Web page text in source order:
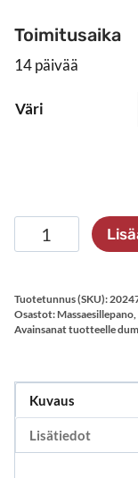
Toimitusaika
14 päivää
Väri
Jakaja
budget
määrä
Tuotetunnus (SKU):
Osastot: Massaesillepano,
Avainsanat tuotteelle
Kuvaus
Lisätiedot